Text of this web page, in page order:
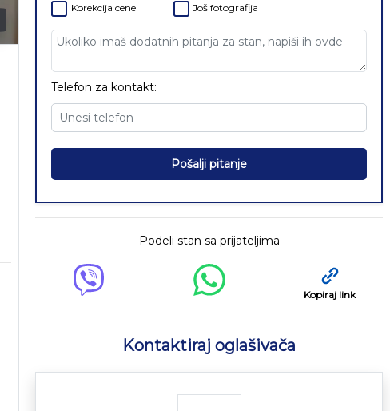
Korekcija cene
Još fotografija
Telefon za kontakt:
Pošalji pitanje
Podeli stan sa prijateljima
Kopiraj link
Kontaktiraj oglašivača